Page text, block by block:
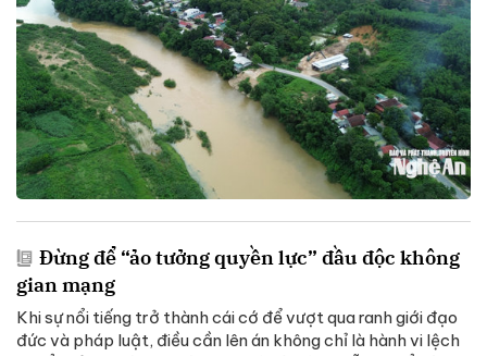
Đừng để “ảo tưởng quyền lực” đầu độc không
gian mạng
Khi sự nổi tiếng trở thành cái cớ để vượt qua ranh giới đạo
đức và pháp luật, điều cần lên án không chỉ là hành vi lệch